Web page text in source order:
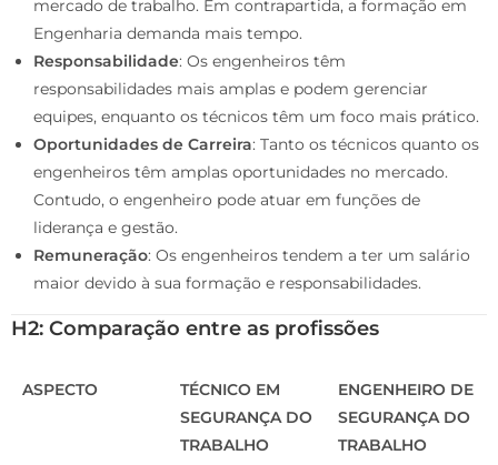
mercado de trabalho. Em contrapartida, a formação em
Engenharia demanda mais tempo.
Responsabilidade: Os engenheiros têm
responsabilidades mais amplas e podem gerenciar
equipes, enquanto os técnicos têm um foco mais prático.
Oportunidades de Carreira: Tanto os técnicos quanto os
engenheiros têm amplas oportunidades no mercado.
Contudo, o engenheiro pode atuar em funções de
liderança e gestão.
Remuneração: Os engenheiros tendem a ter um salário
maior devido à sua formação e responsabilidades.
H2: Comparação entre as profissões
ASPECTO
TÉCNICO EM
SEGURANÇA DO
TRABALHO
ENGENHEIRO DE
SEGURANÇA DO
TRABALHO